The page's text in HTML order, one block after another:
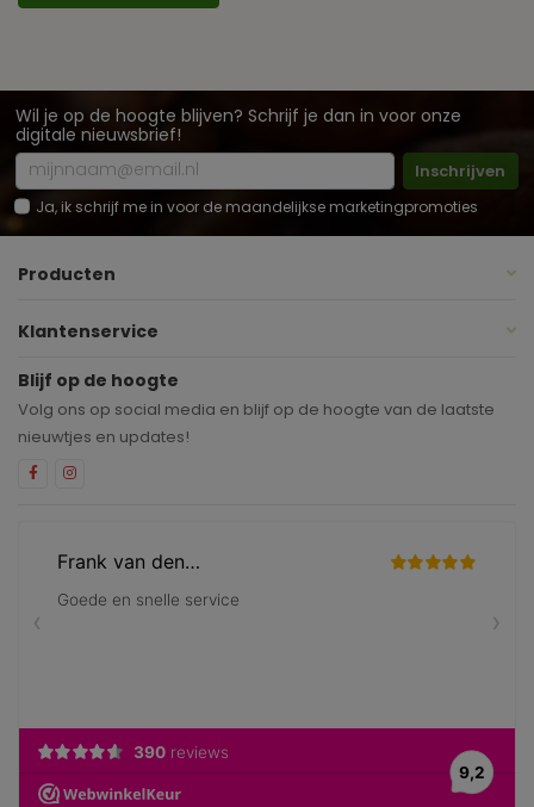
Wil je op de hoogte blijven? Schrijf je dan in voor onze
digitale nieuwsbrief!
Inschrijven
Ja, ik schrijf me in voor de maandelijkse marketingpromoties
Producten
Klantenservice
Blijf op de hoogte
Volg ons op social media en blijf op de hoogte van de laatste
nieuwtjes en updates!